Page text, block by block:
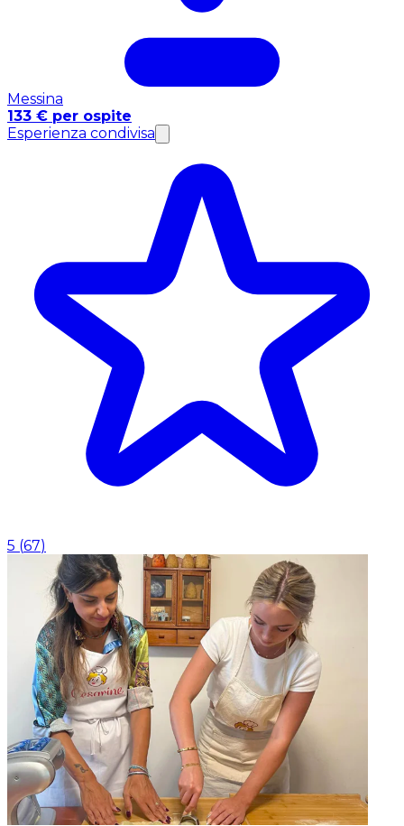
Messina
133 € per ospite
Esperienza condivisa
5 (67)